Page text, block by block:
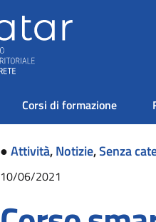
Corsi di formazione
●Attività,Notizie,Senza
10/06/2021